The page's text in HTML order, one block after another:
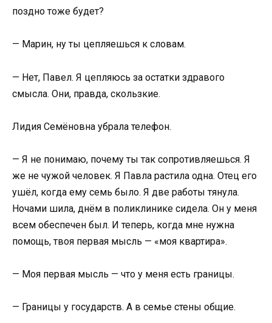
поздно тоже будет?
— Марин, ну ты цепляешься к словам.
— Нет, Павел. Я цепляюсь за остатки здравого
смысла. Они, правда, скользкие.
Лидия Семёновна убрала телефон.
— Я не понимаю, почему ты так сопротивляешься. Я
же не чужой человек. Я Павла растила одна. Отец его
ушёл, когда ему семь было. Я две работы тянула.
Ночами шила, днём в поликлинике сидела. Он у меня
всем обеспечен был. И теперь, когда мне нужна
помощь, твоя первая мысль — «моя квартира».
— Моя первая мысль — что у меня есть границы.
— Границы у государств. А в семье стены общие.